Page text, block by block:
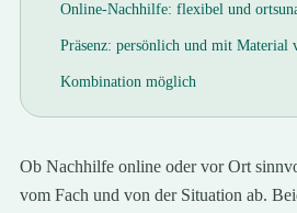
Online-Nachhilfe: flexibel und
Präsenz: persönlich und mit Material
Kombination möglich
Ob Nachhilfe online oder vor Ort
vom Fach und von der Situation ab.